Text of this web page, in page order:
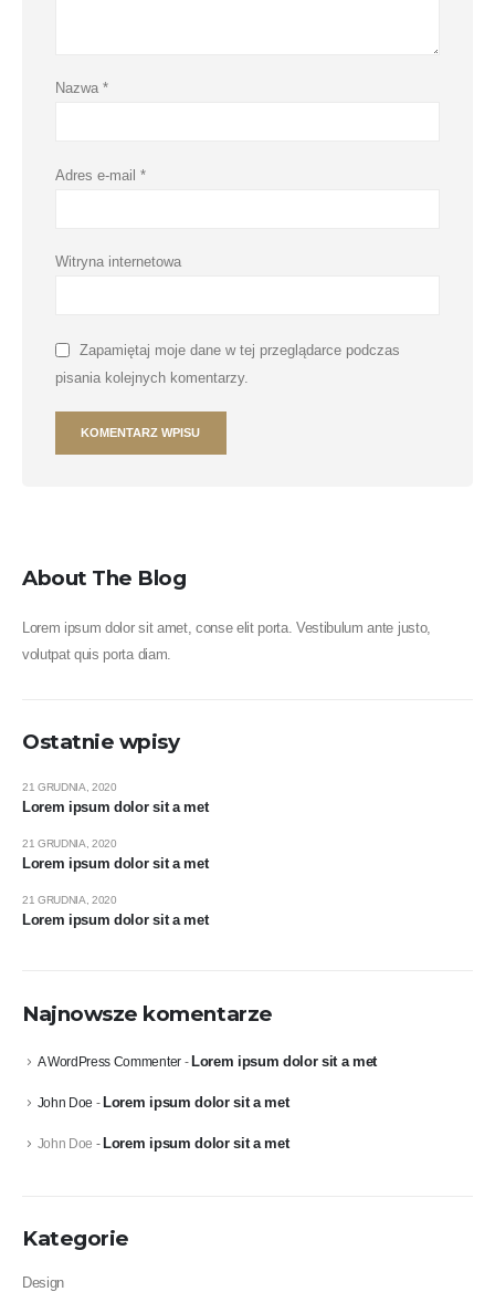
Nazwa *
Adres e-mail *
Witryna internetowa
Zapamiętaj moje dane w tej przeglądarce podczas
pisania kolejnych komentarzy.
About The Blog
Lorem ipsum dolor sit amet, conse elit porta. Vestibulum ante justo,
volutpat quis porta diam.
Ostatnie wpisy
Lorem ipsum dolor sit a met
21 GRUDNIA, 2020
Lorem ipsum dolor sit a met
21 GRUDNIA, 2020
Lorem ipsum dolor sit a met
21 GRUDNIA, 2020
Najnowsze komentarze
A WordPress Commenter- Lorem ipsum dolor sit a met
John Doe - Lorem ipsum dolor sit a met
John Doe - Lorem ipsum dolor sit a met
Kategorie
Design